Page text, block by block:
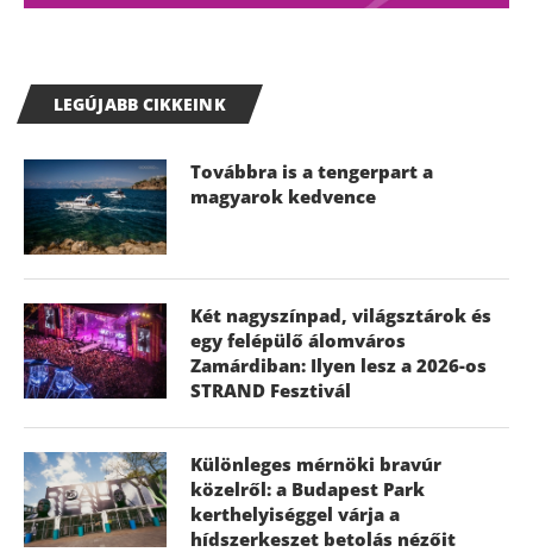
LEGÚJABB CIKKEINK
Továbbra is a tengerpart a
magyarok kedvence
Két nagyszínpad, világsztárok és
egy felépülő álomváros
Zamárdiban: Ilyen lesz a 2026-os
STRAND Fesztivál
Különleges mérnöki bravúr
közelről: a Budapest Park
kerthelyiséggel várja a
hídszerkeszet betolás nézőit